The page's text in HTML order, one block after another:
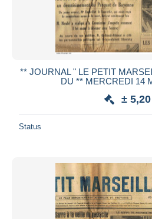
** JOURNAL " LE PETIT
DU ** MERCREDI 14
±
Status